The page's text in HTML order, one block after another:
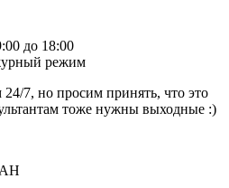
до 18:00
режим
7, но просим принять, что это
тоже нужны выходные :)